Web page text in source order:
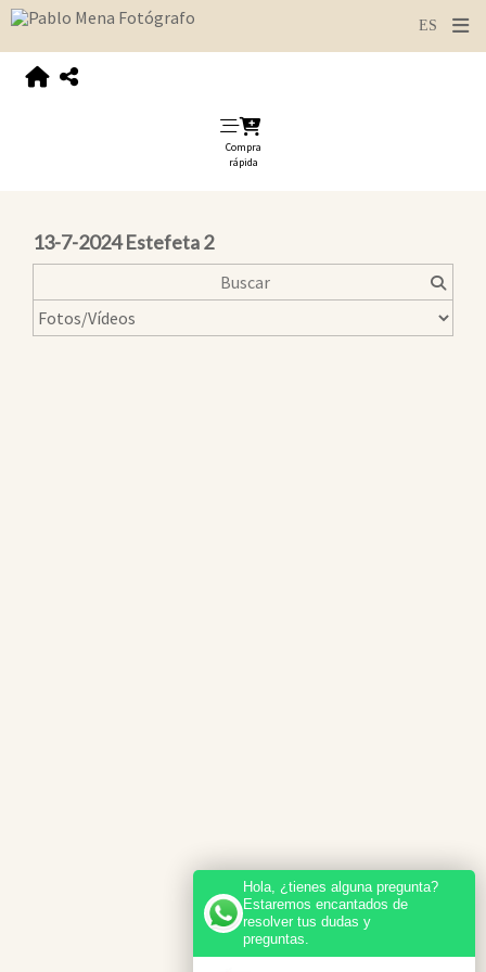
Compra
rápida
13-7-2024 Estefeta 2
Hola, ¿tienes alguna pregunta?
Estaremos encantados de
resolver tus dudas y
preguntas.